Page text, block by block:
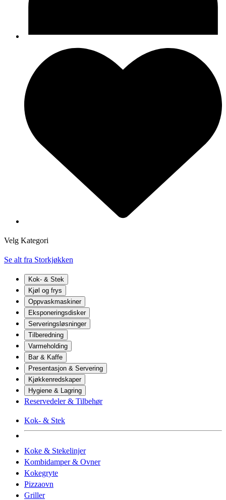
Velg Kategori
Se alt fra Storkjøkken
Kok- & Stek
Kjøl og frys
Oppvaskmaskiner
Eksponeringsdisker
Serveringsløsninger
Tilberedning
Varmeholding
Bar & Kaffe
Presentasjon & Servering
Kjøkkenredskaper
Hygiene & Lagring
Reservedeler & Tilbehør
Kok- & Stek
Koke & Stekelinjer
Kombidamper & Ovner
Kokegryte
Pizzaovn
Griller